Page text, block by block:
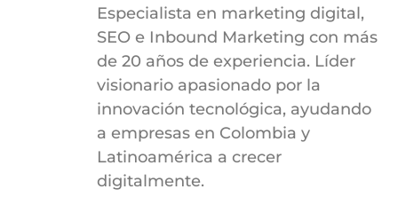
Especialista en marketing digital,
SEO e Inbound Marketing con más
de 20 años de experiencia. Líder
visionario apasionado por la
innovación tecnológica, ayudando
a empresas en Colombia y
Latinoamérica a crecer
digitalmente.